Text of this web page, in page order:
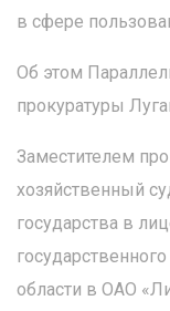
в сфере
Об этом
прокуратуры
Заместителем
хозяйственный
государства в
области в ОАО